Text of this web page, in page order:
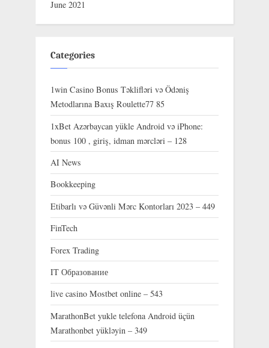
June 2021
Categories
1win Casino Bonus Təklifləri və Ödəniş
Metodlarına Baxış Roulette77 85
1xBet Azərbaycan yükle Android və iPhone:
bonus 100 , giriş, idman mərcləri – 128
AI News
Bookkeeping
Etibarlı və Güvənli Mərc Kontorları 2023 – 449
FinTech
Forex Trading
IT Образование
live casino Mostbet online – 543
MarathonBet yukle telefona Android üçün
Marathonbet yükləyin – 349